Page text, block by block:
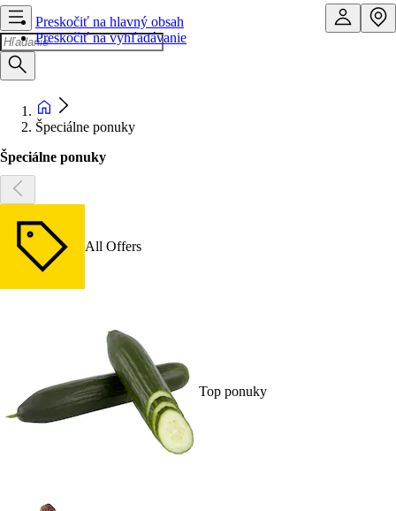
Preskočiť na hlavný obsah
Preskočiť na vyhľadávanie
Špeciálne ponuky
Špeciálne ponuky
All Offers
Top ponuky